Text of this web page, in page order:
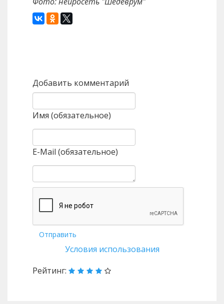
Добавить комментарий
Имя (обязательное)
E-Mail (обязательное)
Отправить
Условия использования
Рейтинг: